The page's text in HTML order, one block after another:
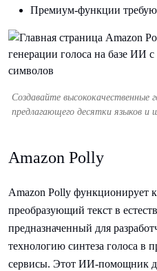
Премиум-функции
Создавайте высококачественные
предлагающего десятки языков и
Amazon Polly
Amazon Polly функционирует
преобразующий текст в
предназначенный для
технологию синтеза голоса в
сервисы. Этот ИИ-помощник